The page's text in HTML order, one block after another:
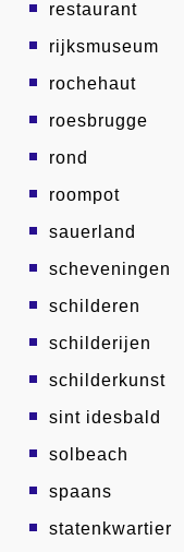
restaurant
rijksmuseum
rochehaut
roesbrugge
rond
roompot
sauerland
scheveningen
schilderen
schilderijen
schilderkunst
sint idesbald
solbeach
spaans
statenkwartier